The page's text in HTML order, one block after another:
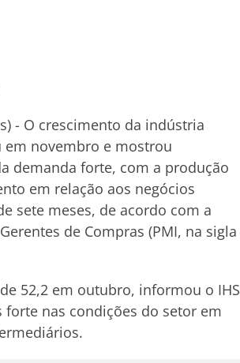
- O crescimento da indústria
em novembro e mostrou
demanda forte, com a produção
em relação aos negócios
sete meses, de acordo com a
de Compras (PMI, na sigla
52,2 em outubro, informou o IHS
nas condições do setor em